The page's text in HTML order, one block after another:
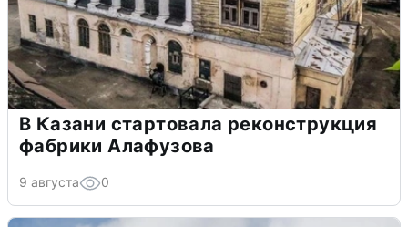
В Казани стартовала реконструкция
фабрики Алафузова
9 августа 0